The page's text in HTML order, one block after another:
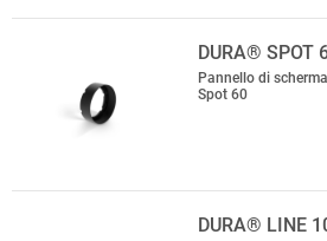
DURA® SPOT
Pannello di
Spot 60
DURA® LINE